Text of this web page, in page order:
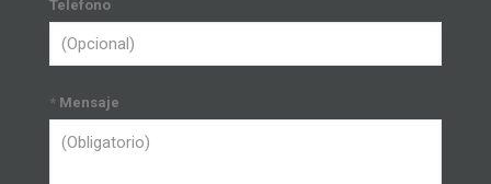
Teléfono
* Mensaje